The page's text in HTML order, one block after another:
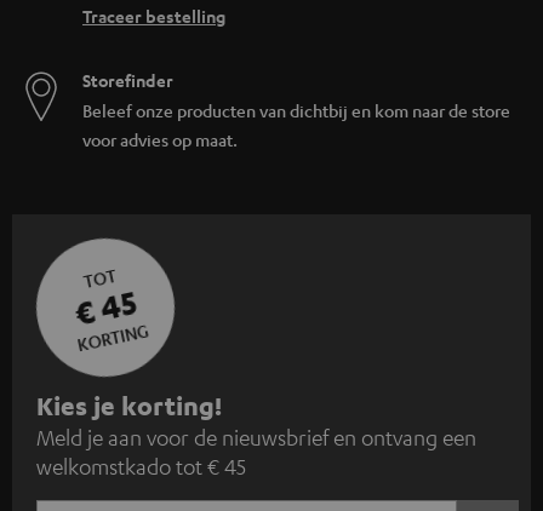
Traceer bestelling
Storefinder
Beleef onze producten van dichtbij en kom naar de store
voor advies op maat.
TOT
€ 45
KORTING
A
a
n
Kies je korting!
Meld je aan voor de nieuwsbrief en ontvang een
welkomstkado tot € 45